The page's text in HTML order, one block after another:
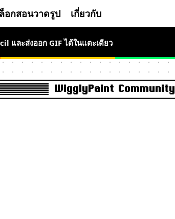
อกสอนวาดรูป เกี่ยวกับ
และส่งออก GIF ได้ในแตะเดียว
WigglyPaint Community